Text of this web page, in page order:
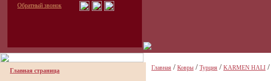
Обратный звонок
Главная страница Главная / Ковры / Турция / KARMEN HALI /